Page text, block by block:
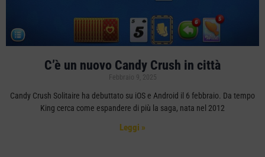
C’è un nuovo Candy Crush in città
Febbraio 9, 2025
Candy Crush Solitaire ha debuttato su iOS e Android il 6 febbraio. Da tempo
King cerca come espandere di più la saga, nata nel 2012
Leggi »